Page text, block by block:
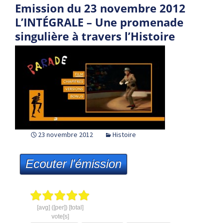
Emission du 23 novembre 2012
L’INTÉGRALE – Une promenade
singulière à travers l’Histoire
23 novembre 2012 Histoire
Ecouter l'émission
[avg] ([per]) [total]
vote[s]